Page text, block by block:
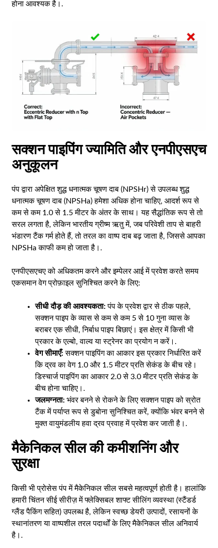
होना आवश्यक है।.
सक्शन पाइपिंग ज्यामिति और एनपीएसएच
अनुकूलन
पंप द्वारा अपेक्षित शुद्ध धनात्मक चूषण दाब (NPSHr) से उपलब्ध शुद्ध
धनात्मक चूषण दाब (NPSHa) हमेशा अधिक होना चाहिए, आदर्श रूप से
कम से कम 1.0 से 1.5 मीटर के अंतर के साथ। यह सैद्धांतिक रूप से तो
सरल लगता है, लेकिन भारतीय ग्रीष्म ऋतु में, जब परिवेशी ताप से बाहरी
भंडारण टैंक गर्म होते हैं, तो तरल का वाष्प दाब बढ़ जाता है, जिससे आपका
NPSHa काफी कम हो जाता है।.
एनपीएसएचए को अधिकतम करने और इम्पेलर आई में प्रवेश करते समय
एकसमान वेग प्रोफ़ाइल सुनिश्चित करने के लिए:
सीधी दौड़ की आवश्यकता:पंप के प्रवेश द्वार से ठीक पहले,
सक्शन पाइप के व्यास से कम से कम 5 से 10 गुना व्यास के
बराबर एक सीधी, निर्बाध पाइप बिछाएं। इस क्षेत्र में किसी भी
प्रकार के एल्बो, वाल्व या स्ट्रेनर का प्रयोग न करें।.
वेग सीमाएँ:सक्शन पाइपिंग का आकार इस प्रकार निर्धारित करें
कि द्रव का वेग 1.0 और 1.5 मीटर प्रति सेकंड के बीच रहे।
डिस्चार्ज पाइपिंग का आकार 2.0 से 3.0 मीटर प्रति सेकंड के
बीच होना चाहिए।.
जलमग्नता: भंवर बनने से रोकने के लिए सक्शन पाइप को स्रोत
टैंक में पर्याप्त रूप से डुबोना सुनिश्चित करें, क्योंकि भंवर बनने से
मुक्त वायुमंडलीय हवा द्रव प्रवाह में प्रवेश कर जाती है।.
मैकेनिकल सील की कमीशनिंग और
सुरक्षा
किसी भी प्रोसेस पंप में मैकेनिकल सील सबसे महत्वपूर्ण होती है। हालांकि
हमारी चिंतन सीई सीरीज़ में फ्लेक्सिबल शाफ्ट सीलिंग व्यवस्था (स्टैंडर्ड
ग्लैंड पैकिंग सहित) उपलब्ध है, लेकिन स्वच्छ डेयरी उत्पादों, रसायनों के
स्थानांतरण या वाष्पशील तरल पदार्थों के लिए मैकेनिकल सील अनिवार्य
है।.